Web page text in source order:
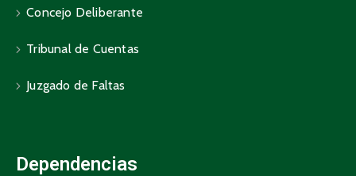
Concejo Deliberante
Tribunal de Cuentas
Juzgado de Faltas
Dependencias